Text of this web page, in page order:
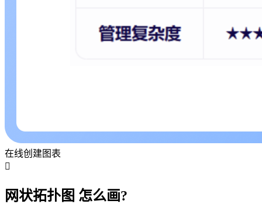
在线创建图表

网状拓扑图 怎么画?